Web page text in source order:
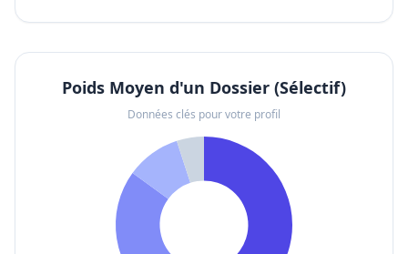
Poids Moyen d'un Dossier (Sélectif)
Données clés pour votre profil